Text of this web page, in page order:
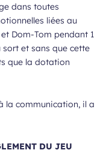
dans toutes
liées au
Dom-Tom pendant 1
et sans que cette
que la dotation
la communication, il a
DU JEU